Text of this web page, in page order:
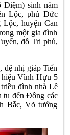
sinh năm
Lộc, phủ Đức
Lộc, huyện Can
một gia đình
đỗ Tri phủ,
đệ nhị giáp Tiến
hiệu Vĩnh Hựu 5
đình nhà Lê
tu đến Đông các
Bắc, Võ tướng